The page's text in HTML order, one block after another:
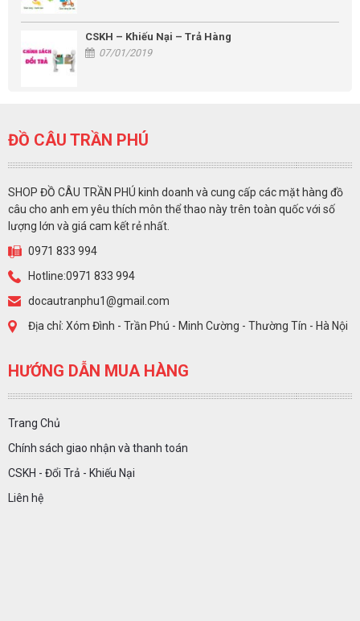
CSKH – Khiếu Nại – Trả Hàng
07/01/2019
ĐỒ CÂU TRẦN PHÚ
SHOP ĐỒ CÂU TRẦN PHÚ kinh doanh và cung cấp các mặt hàng đồ
câu cho anh em yêu thích môn thể thao này trên toàn quốc với số
lượng lớn và giá cam kết rẻ nhất.
0971 833 994
Hotline:0971 833 994
docautranphu1@gmail.com
Địa chỉ: Xóm Đình - Trần Phú - Minh Cường - Thường Tín - Hà Nội
HƯỚNG DẪN MUA HÀNG
Trang Chủ
Chính sách giao nhận và thanh toán
CSKH - Đổi Trả - Khiếu Nại
Liên hệ